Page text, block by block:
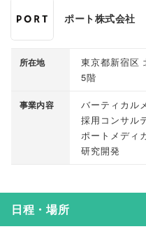
ポート株式会社
所在地
東京都新宿区
5階
事業内容
バーティカル
採用コンサル
ポートメディ
研究開発
日程・場所